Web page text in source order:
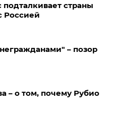
страны
Россией
– позор
– о том, почему Рубио